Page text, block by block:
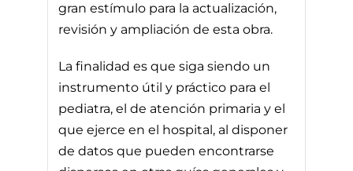
gran estímulo para la actualización,
revisión y ampliación de esta obra.
La finalidad es que siga siendo un
instrumento útil y práctico para el
pediatra, el de atención primaria y el
que ejerce en el hospital, al disponer
de datos que pueden encontrarse